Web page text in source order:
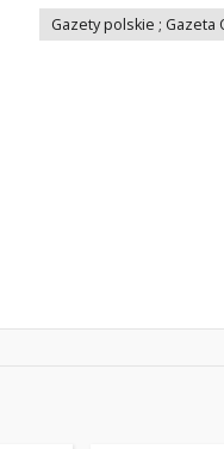
Gazety polskie ; Gazeta